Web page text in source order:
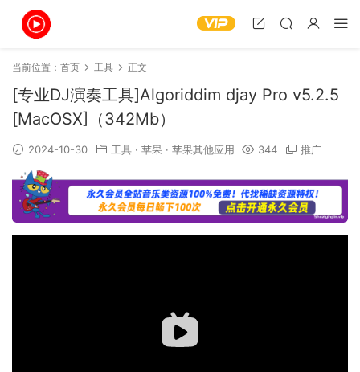
当前位置： 首页 工具 正文
[专业DJ演奏工具]Algoriddim djay Pro v5.2.5
[MacOSX]（342Mb）
2024-10-30 工具 · 苹果 · 苹果其他应用 344 推广